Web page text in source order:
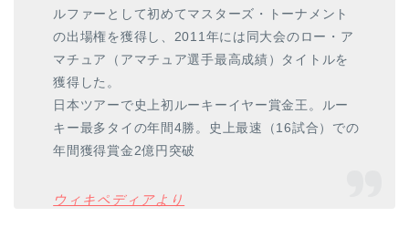
ルファーとして初めてマスターズ・トーナメント
の出場権を獲得し、2011年には同大会のロー・ア
マチュア（アマチュア選手最高成績）タイトルを
獲得した。
日本ツアーで史上初ルーキーイヤー賞金王。ルー
キー最多タイの年間4勝。史上最速（16試合）での
年間獲得賞金2億円突破
ウィキペディアより